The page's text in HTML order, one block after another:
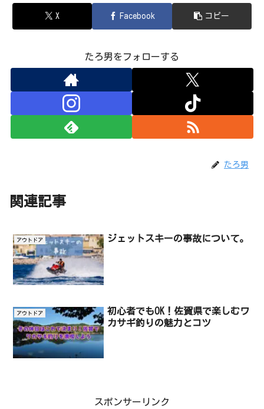
X Facebook コピー
たろ男をフォローする
たろ男
関連記事
アウトドア ジェットスキーの事故について。
アウトドア
初心者でもOK！佐賀県で楽しむワ
カサギ釣りの魅力とコツ
スポンサーリンク